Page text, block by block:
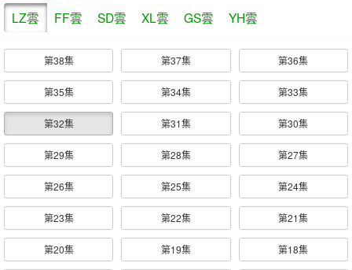
LZ雲 FF雲 SD雲 XL雲 GS雲 YH雲
第38集 第37集 第36集
第35集 第34集 第33集
第32集 第31集 第30集
第29集 第28集 第27集
第26集 第25集 第24集
第23集 第22集 第21集
第20集 第19集 第18集